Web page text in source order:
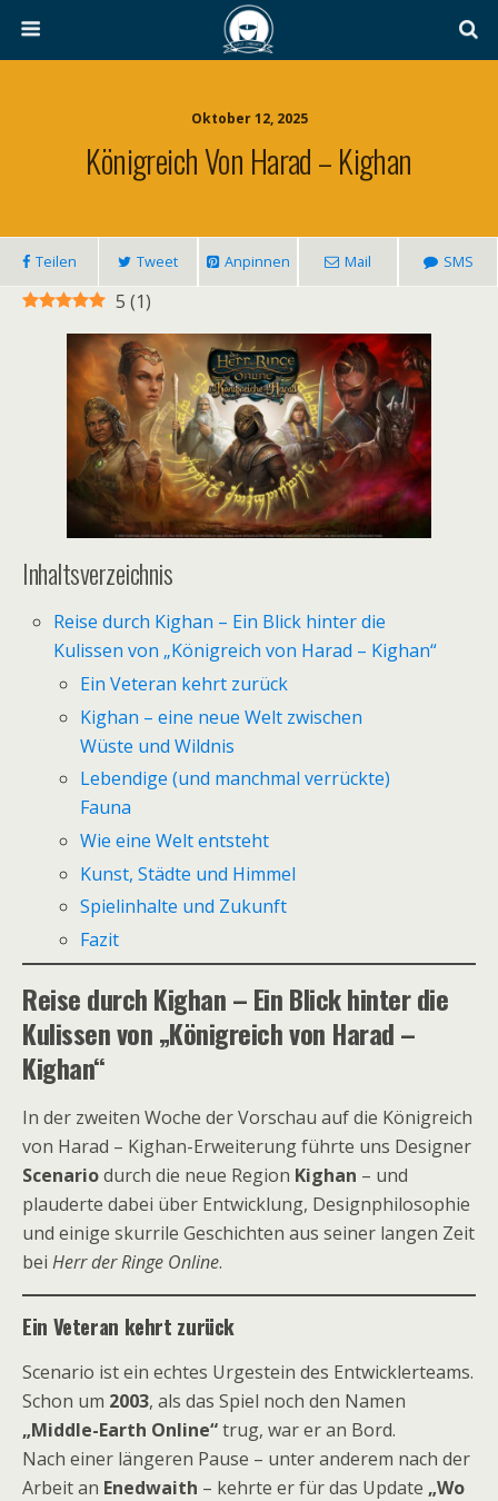
Oktober 12, 2025
Königreich Von Harad – Kighan
Teilen Tweet Anpinnen Mail SMS
5 (1)
Inhaltsverzeichnis
Reise durch Kighan – Ein Blick hinter die
Kulissen von „Königreich von Harad – Kighan“
Ein Veteran kehrt zurück
Kighan – eine neue Welt zwischen
Wüste und Wildnis
Lebendige (und manchmal verrückte)
Fauna
Wie eine Welt entsteht
Kunst, Städte und Himmel
Spielinhalte und Zukunft
Fazit
Reise durch Kighan – Ein Blick hinter die
Kulissen von „Königreich von Harad –
Kighan“
In der zweiten Woche der Vorschau auf die Königreich
von Harad – Kighan-Erweiterung führte uns Designer
Scenariodurch die neue Region Kighan – und
plauderte dabei über Entwicklung, Designphilosophie
und einige skurrile Geschichten aus seiner langen Zeit
bei Herr der Ringe Online.
Ein Veteran kehrt zurück
Scenario ist ein echtes Urgestein des Entwicklerteams.
Schon um 2003, als das Spiel noch den Namen
„Middle-Earth Online“trug, war er an Bord.
Nach einer längeren Pause – unter anderem nach der
Arbeit an Enedwaith – kehrte er für das Update „Wo